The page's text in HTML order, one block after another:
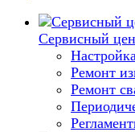
Сервисный
Ремонт
Ремонт